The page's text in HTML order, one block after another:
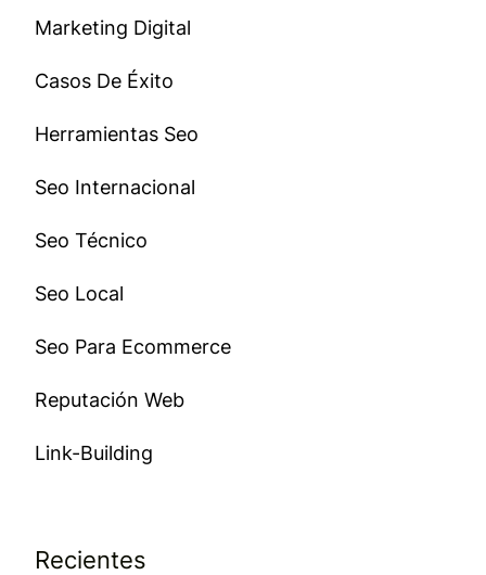
Marketing Digital
Casos De Éxito
Herramientas Seo
Seo Internacional
Seo Técnico
Seo Local
Seo Para Ecommerce
Reputación Web
Link-Building
Recientes